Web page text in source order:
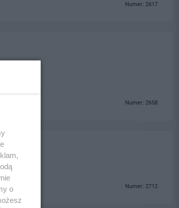
Numer: 2617
Numer: 2658
Numer: 2712
o